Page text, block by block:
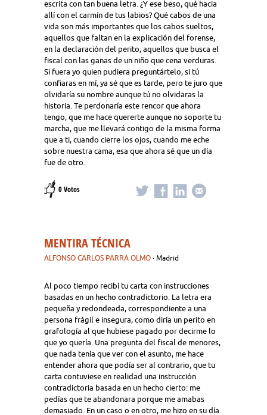
escrita con tan buena letra. ¿Y ese beso, qué hacia
allí con el carmín de tus labios? Qué cabos de una
vida son más importantes que los cabos sueltos,
aquellos que faltan en la explicación del forense,
en la declaración del perito, aquellos que busca el
fiscal con las ganas de un niño que cena verduras.
Si fuera yo quien pudiera preguntártelo, si tú
confiaras en mí, ya sé que es tarde, pero te juro que
olvidaría su nombre aunque tú no olvidaras la
historia. Te perdonaría este rencor que ahora
tengo, que me hace quererte aunque no soporte tu
marcha, que me llevará contigo de la misma forma
que a ti, cuando cierre los ojos, cuando me eche
sobre nuestra cama, esa que ahora sé que un día
fue de otro.
0 Votos
MENTIRA TÉCNICA
ALFONSO CARLOS PARRA OLMO · Madrid
Al poco tiempo recibí tu carta con instrucciones
basadas en un hecho contradictorio. La letra era
pequeña y redondeada, correspondiente a una
persona frágil e insegura, como diría un perito en
grafología al que hubiese pagado por decirme lo
que yo quería. Una pregunta del fiscal de menores,
que nada tenía que ver con el asunto, me hace
entender ahora que podía ser al contrario, que tu
carta contuviese en realidad una instrucción
contradictoria basada en un hecho cierto: me
pedías que te abandonara porque me amabas
demasiado. En un caso o en otro, me hizo en su día